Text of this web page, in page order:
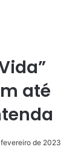
até
de 2023